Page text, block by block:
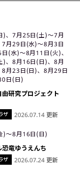
ザ
)、7月25日(土)〜7月
月29日(水)〜8月3日
(水)〜8月11日(火)、
)、8月16日(日)、8月
月23日(日)、8月29日
日(日)
由研究プロジェクト
2026.07.14 更新
ザ
)〜8月16日(日)
竜ゆうえんち
2026.07.24 更新